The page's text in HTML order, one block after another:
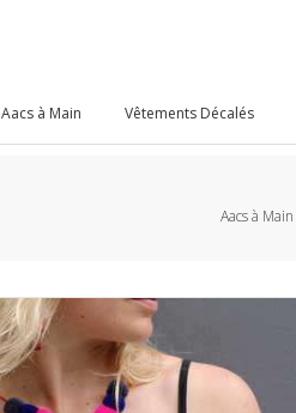
Aacs à Main Vêtements Décalés
Aacs à Main